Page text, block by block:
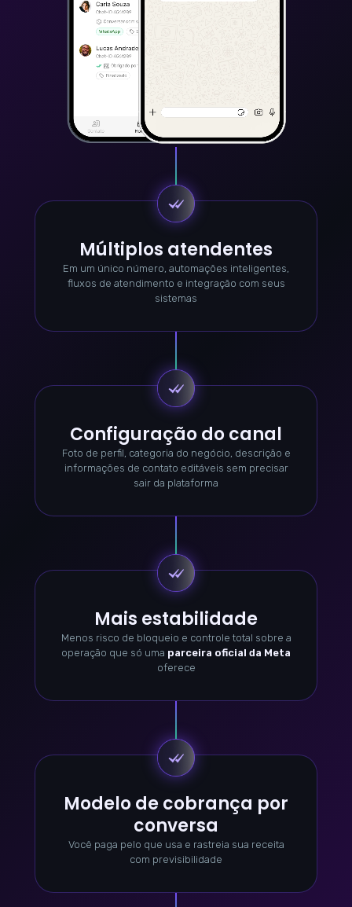
Múltiplos atendentes
Em um único número, automações inteligentes,
fluxos de atendimento e integração com seus
sistemas
Configuração do canal
Foto de perfil, categoria do negócio, descrição e
informações de contato editáveis sem precisar
sair da plataforma
Mais estabilidade
Menos risco de bloqueio e controle total sobre a
operação que só uma parceira oficial da Meta
oferece
Modelo de cobrança por
conversa
Você paga pelo que usa e rastreia sua receita
com previsibilidade